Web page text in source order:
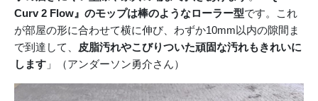
Curv 2 Flow』のモップは棒のようなローラー型です。これ
が部屋の形に合わせて横に伸び、わずか10mm以内の隙間ま
で到達して、
皮脂汚れやこびりついた頑固な汚れもきれいに
します 」（アンダーソン勇介さん）